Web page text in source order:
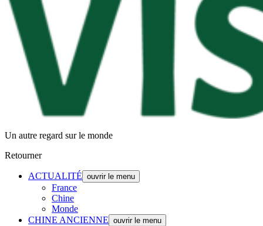
Un autre regard sur le monde
Retourner
ACTUALITÉ ouvrir le menu
France
Chine
Monde
CHINE ANCIENNE ouvrir le menu